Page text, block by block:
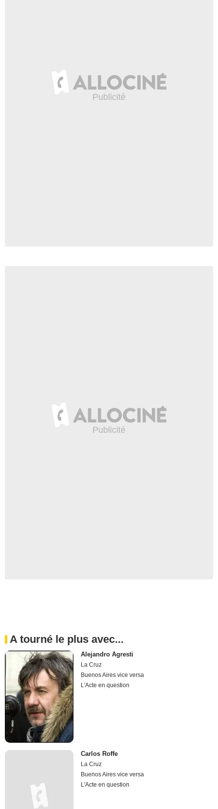
A tourné le plus avec...
Alejandro Agresti
La Cruz
Buenos Aires vice versa
L'Acte en question
Carlos Roffe
La Cruz
Buenos Aires vice versa
L'Acte en question